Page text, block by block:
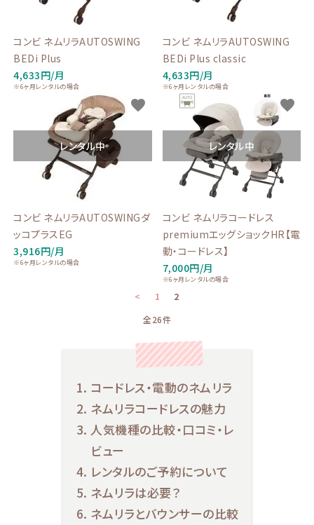
コンビ ネムリラAUTOSWING
BEDi Plus
4,633円/月
※6ヶ月レンタルの場合
コンビ ネムリラAUTOSWING
BEDi Plus classic
4,633円/月
※6ヶ月レンタルの場合
レンタル中
コンビ ネムリラAUTOSWINGダ
ッコプラスEG
3,916円/月
※6ヶ月レンタルの場合
favorite
レンタル中
コンビ ネムリラコードレス
premiumエッグショックHR【電
動・コードレス】
7,000円/月
※6ヶ月レンタルの場合
favorite
< 1
2
全26件
コードレス・電動のネムリラ
ネムリラコードレスの魅力
人気機種の比較・口コミ・レ
ビュー
レンタルのご予約について
ネムリラは必要？
ネムリラとバウンサーの比較